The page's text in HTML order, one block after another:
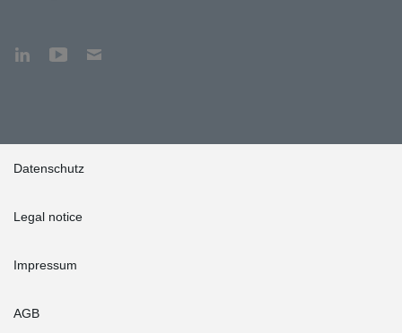
Datenschutz
Legal notice
Impressum
AGB